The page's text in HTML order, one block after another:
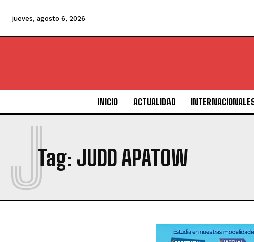
jueves, agosto 6, 2026
INICIO ACTUALIDAD
Tag: JUDD APATOW
J